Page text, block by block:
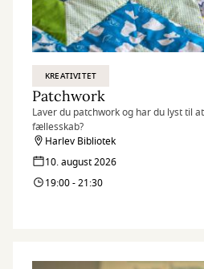
KREATIVITET
Patchwork
Laver du patchwork og har du lyst til
fællesskab?
Harlev Bibliotek
10. august 2026
19:00 - 21:30